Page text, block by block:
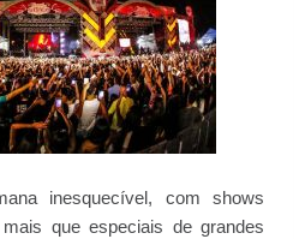
inesquecível, com shows
que especiais de grandes